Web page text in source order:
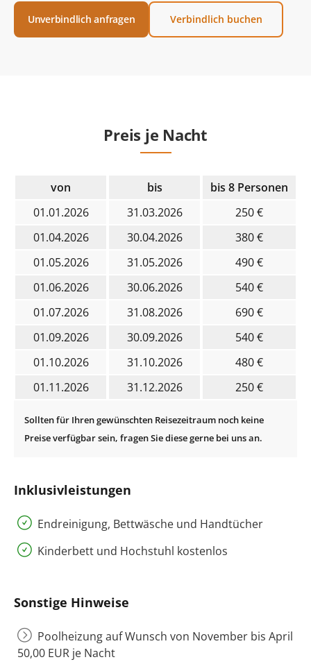
Unverbindlich anfragen Verbindlich buchen
Preis je Nacht
von bis
bis 8 Personen
01.01.2026
31.03.2026
250 €
01.04.2026
30.04.2026
380 €
01.05.2026
31.05.2026
490 €
01.06.2026
30.06.2026
540 €
01.07.2026
31.08.2026
690 €
01.09.2026
30.09.2026
540 €
01.10.2026
31.10.2026
480 €
01.11.2026
31.12.2026 250 €
Inklusivleistungen
Endreinigung, Bettwäsche und Handtücher
Kinderbett und Hochstuhl kostenlos
Sonstige Hinweise
Poolheizung auf Wunsch von November bis April
50,00 EUR je Nacht